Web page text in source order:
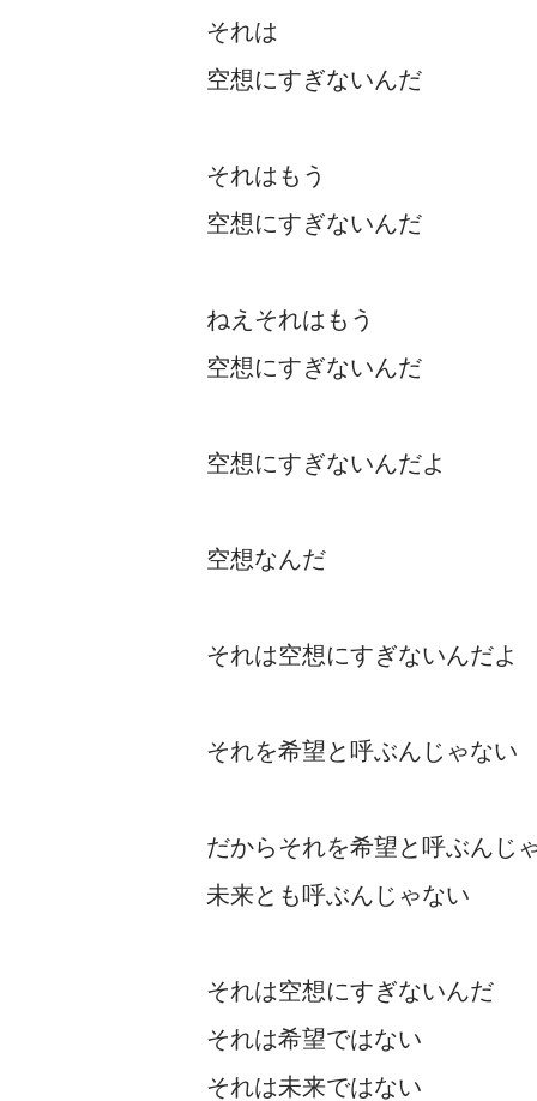
それは
空想にすぎないんだ
それはもう
空想にすぎないんだ
ねえそれはもう
空想にすぎないんだ
空想にすぎないんだよ
空想なんだ
それは空想にすぎないんだよ
それを希望と呼ぶんじゃない
だからそれを希望と呼ぶんじ
未来とも呼ぶんじゃない
それは空想にすぎないんだ
それは希望ではない
それは未来ではない